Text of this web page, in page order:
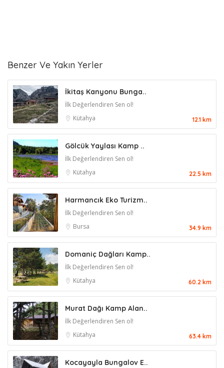
Benzer Ve Yakın Yerler
İkitaş Kanyonu Bunga..
İlk Değerlendiren Sen ol!
Kütahya
12.1 km
Gölcük Yaylası Kamp ..
İlk Değerlendiren Sen ol!
Kütahya
22.5 km
Harmancık Eko Turizm..
İlk Değerlendiren Sen ol!
Bursa
34.9 km
Domaniç Dağları Kamp..
İlk Değerlendiren Sen ol!
Kütahya
60.2 km
Murat Dağı Kamp Alan..
İlk Değerlendiren Sen ol!
Kütahya
63.4 km
Kocayayla Bungalov E..